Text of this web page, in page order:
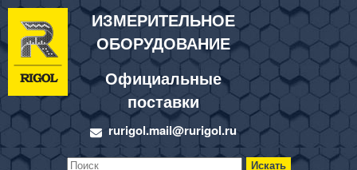
ИЗМЕРИТЕЛЬНОЕ
ОБОРУДОВАНИЕ
Официальные
поставки
rurigol.mail@rurigol.ru